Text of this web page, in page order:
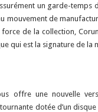
un garde-temps
mouvement de
de la collection,
qui est la signature de la
offre une nouvelle
dotée d’un